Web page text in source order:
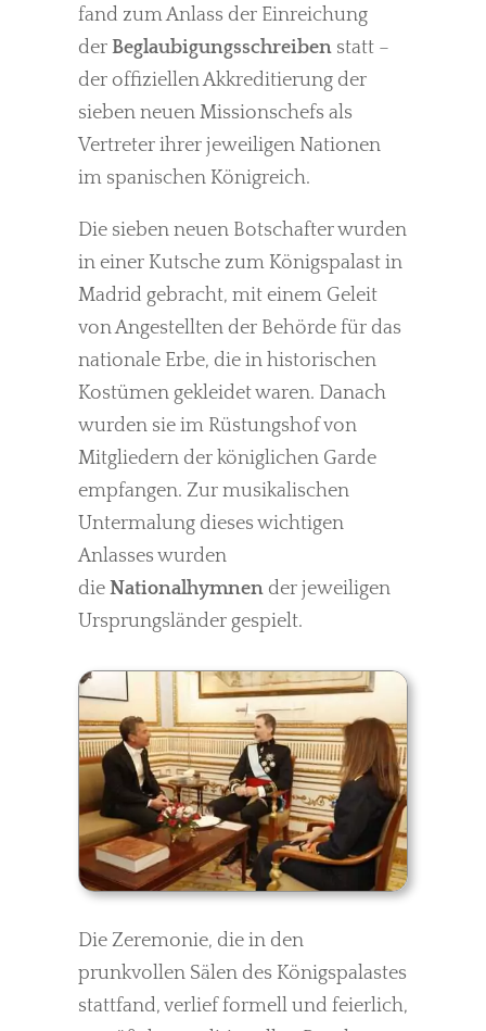
fand zum Anlass der Einreichung
der Beglaubigungsschreibenstatt –
der offiziellen Akkreditierung der
sieben neuen Missionschefs als
Vertreter ihrer jeweiligen Nationen
im spanischen Königreich.
Die sieben neuen Botschafter wurden
in einer Kutsche zum Königspalast in
Madrid gebracht, mit einem Geleit
von Angestellten der Behörde für das
nationale Erbe, die in historischen
Kostümen gekleidet waren. Danach
wurden sie im Rüstungshof von
Mitgliedern der königlichen Garde
empfangen. Zur musikalischen
Untermalung dieses wichtigen
Anlasses wurden
die Nationalhymnen der jeweiligen
Ursprungsländer gespielt.
Die Zeremonie, die in den
prunkvollen Sälen des Königspalastes
stattfand, verlief formell und feierlich,